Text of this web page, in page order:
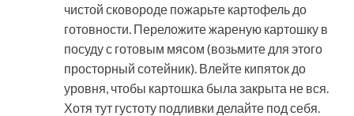
чистой сковороде пожарьте картофель до
готовности. Переложите жареную картошку в
посуду с готовым мясом (возьмите для этого
просторный сотейник). Влейте кипяток до
уровня, чтобы картошка была закрыта не вся.
Хотя тут густоту подливки делайте под себя.